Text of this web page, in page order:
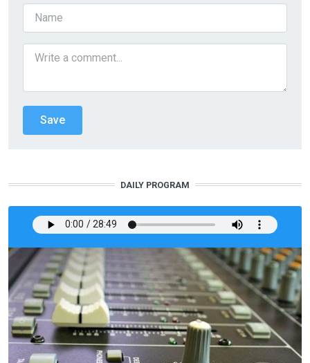
DAILY PROGRAM